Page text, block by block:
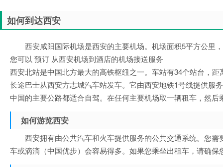
如何到达西安
西安咸阳国际机场是西安的主要机场。机场面积5平方公里
您可以 预订 从西安机场到酒店的机场接送服务
西安北站是中国北方最大的高铁枢纽之一。车站有34个站台，
长途巴士从西安方志城汽车站发车。它由西安地铁1号线提供服
中国的主要公路都适合自驾。在任何主要机场取一辆租车，然后
如何游览西安
西安拥有由公共汽车和火车提供服务的公共交通系统。您
车或滴滴（中国优步）会容易得多。如果您乘坐出租车，请确